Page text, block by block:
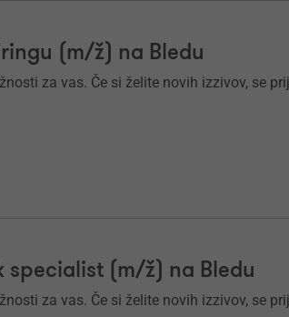
(m⁠/⁠ž) na Bledu
za vas. Če si želite novih izzivov, se
specialist (m/ž) na Bledu
za vas. Če si želite novih izzivov, se